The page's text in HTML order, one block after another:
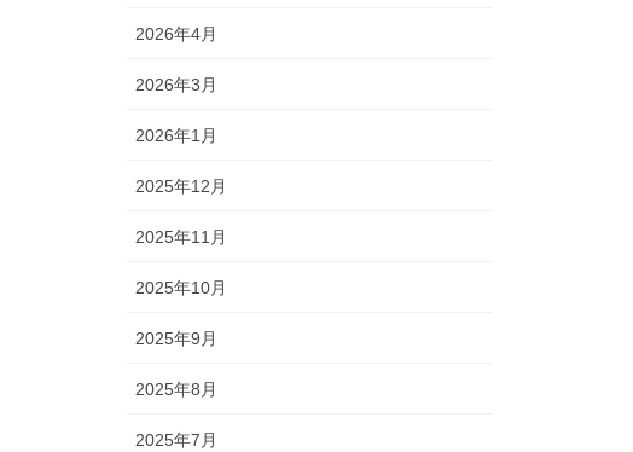
2026年4月
2026年3月
2026年1月
2025年12月
2025年11月
2025年10月
2025年9月
2025年8月
2025年7月